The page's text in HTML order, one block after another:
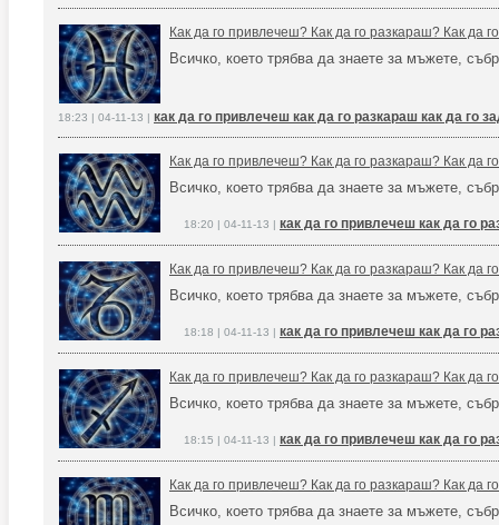
Как да го привлечеш? Как да го разкараш? Как да
Всичко, което трябва да знаете за мъжете,
18:23 | 04-11-13 | как да го привлечеш как да го разкараш как да го
Как да го привлечеш? Как да го разкараш? Как да
Всичко, което трябва да знаете за мъжете,
18:20 | 04-11-13 | как да го привлечеш как да го
Как да го привлечеш? Как да го разкараш? Как да
Всичко, което трябва да знаете за мъжете,
18:18 | 04-11-13 | как да го привлечеш как да го
Как да го привлечеш? Как да го разкараш? Как да
Всичко, което трябва да знаете за мъжете,
18:15 | 04-11-13 | как да го привлечеш как да го
Как да го привлечеш? Как да го разкараш? Как да
Всичко, което трябва да знаете за мъжете,